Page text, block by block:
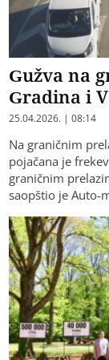
Gužva na
Gradina i
25.04.2026. | 08:14
Na graničnim
pojačana je
graničnim
saopštio je Auto-